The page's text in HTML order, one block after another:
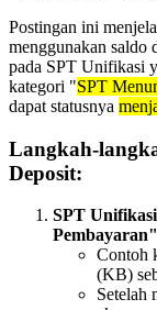
Postingan ini
menggunakan saldo
pada SPT Unifikasi
kategori "SPT
dapat statusnya
Langkah-
Deposit:
SPT
Contoh
(KB)
Setelah